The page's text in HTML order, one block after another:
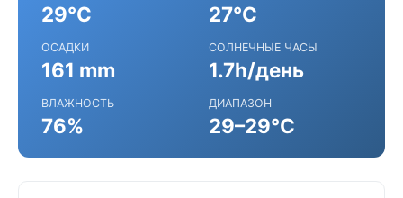
29°C 27°C
ОСАДКИ
161 mm
СОЛНЕЧНЫЕ ЧАСЫ
1.7h/день
ВЛАЖНОСТЬ
76%
ДИАПАЗОН
29–29°C